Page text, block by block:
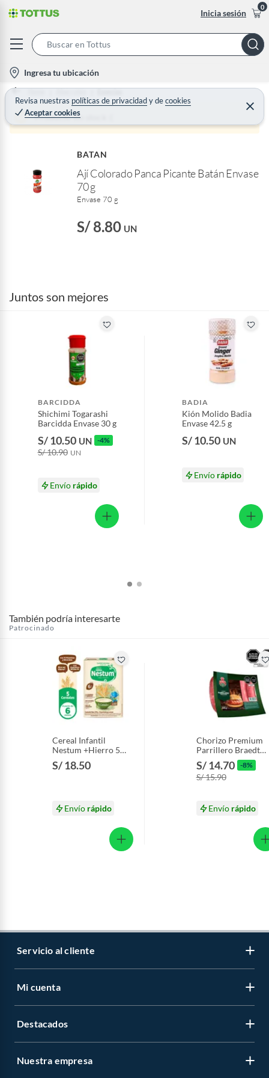
Inicia sesión
0
h
o
t
Ingresa tu ubicación
Revisa nuestras políticas de privacidadydecookies
Aceptar cookies
C
e
r
Home Abarrotes Especias
Producto sin stock :(
BATAN
Ají Colorado Panca Picante Batán Envase
70 g
Envase 70 g
S/ 8.80 UN
Juntos son mejores
BARCIDDA
Shichimi Togarashi
Barcidda Envase 30 g
S/ 10.50 UN -4%
S/ 10.90 UN
Envío rápido
BADIA
Kión Molido Badia
Envase 42.5 g
S/ 10.50 UN
Envío rápido
También podría interesarte
Patrocinado
Cereal Infantil
Nestum +Hierro 5
Cereales Caja 350 g
S/ 18.50
Envío rápido
Chorizo Premium
Parrillero Braedt
Empaque 500 g
S/ 14.70 -8%
S/ 15.90
Envío rápido
Servicio al cliente
Libro de reclamaciones
Tipos de entrega
Mi cuenta
Regístrate
Destacados
Recetas
Nuestra empresa